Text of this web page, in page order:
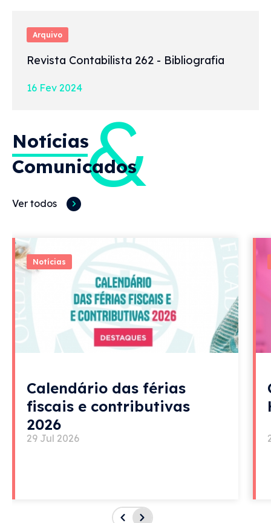
Arquivo
Revista Contabilista 262 - Bibliografia
16 Fev 2024
Notícias&
Comunicados
Ver todos
Notícias
Calendário das férias
fiscais e contributivas
2026
29 Jul 2026